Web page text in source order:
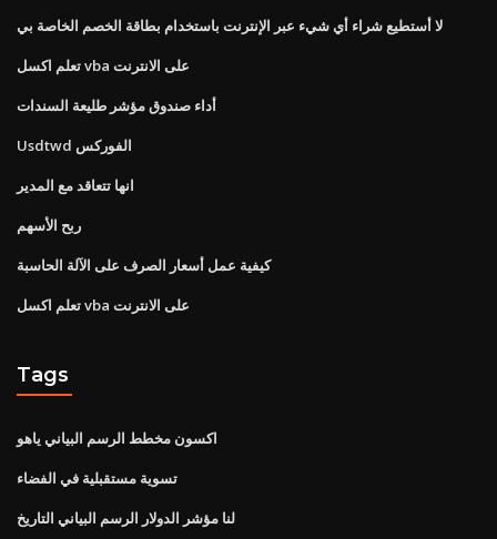
لا أستطيع شراء أي شيء عبر الإنترنت باستخدام بطاقة الخصم الخاصة بي
تعلم اكسل vba على الانترنت
أداء صندوق مؤشر طليعة السندات
Usdtwd الفوركس
انها تتعاقد مع المدير
ربح الأسهم
كيفية عمل أسعار الصرف على الآلة الحاسبة
تعلم اكسل vba على الانترنت
Tags
اكسون مخطط الرسم البياني ياهو
تسوية مستقبلية في الفضاء
لنا مؤشر الدولار الرسم البياني التاريخ